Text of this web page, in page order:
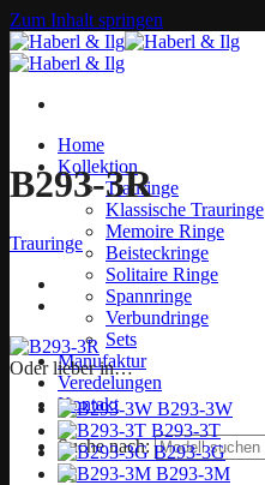
Zum Inhalt springen
Home
Kollektion
Trauringe
Klassische Trauringe
Memoire Ringe
Beisteckringe
Solitaire Ringe
Spannringe
Verbundringe
Sets
Manufaktur
Veredelungen
Kontakt
Suche nach:
B293-3R
Trauringe
Oder lieber in…
B293-3W
B293-3T
B293-3G
B293-3M